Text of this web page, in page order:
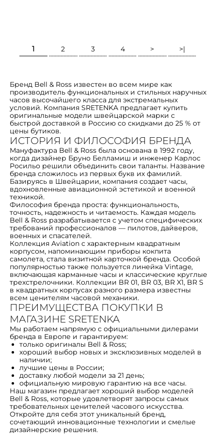
1 2 3 4 > >|
Бренд Bell & Ross известен во всем мире как
производитель функциональных и стильных наручных
часов высочайшего класса для экстремальных
условий. Компания SRETENKA предлагает купить
оригинальные модели швейцарской марки с
быстрой доставкой в Россию со скидками до 25 % от
цены бутиков.
ИСТОРИЯ И ФИЛОСОФИЯ БРЕНДА
Мануфактура Bell & Ross была основана в 1992 году,
когда дизайнер Бруно Белламиш и инженер Карлос
Росильо решили объединить свои таланты. Название
бренда сложилось из первых букв их фамилий.
Базируясь в Швейцарии, компания создает часы,
вдохновленные авиационной эстетикой и военной
техникой.
Философия бренда проста: функциональность,
точность, надежность и читаемость. Каждая модель
Bell & Ross разрабатывается с учетом специфических
требований профессионалов — пилотов, дайверов,
военных и спасателей.
Коллекция Aviation с характерным квадратным
корпусом, напоминающим приборы кокпита
самолета, стала визитной карточкой бренда. Особой
популярностью также пользуется линейка Vintage,
включающая карманные часы и классические круглые
трехстрелочники. Коллекции BR 01, BR 03, BR X1, BR S
в квадратных корпусах разного размера известны
всем ценителям часовой механики.
ПРЕИМУЩЕСТВА ПОКУПКИ В
МАГАЗИНЕ SRETENKA
Мы работаем напрямую с официальными дилерами
бренда в Европе и гарантируем:
только оригиналы Bell & Ross;
хороший выбор новых и эксклюзивных моделей в
наличии;
лучшие цены в России;
доставку любой модели за 21 день;
официальную мировую гарантию на все часы.
Наш магазин предлагает хороший выбор моделей
Bell & Ross, которые удовлетворят запросы самых
требовательных ценителей часового искусства.
Откройте для себя этот уникальный бренд,
сочетающий инновационные технологии и смелые
дизайнерские решения.